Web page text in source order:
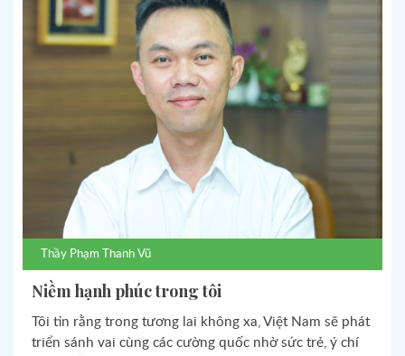
Thầy Phạm Thanh Vũ
Niềm hạnh phúc trong tôi
Tôi tin rằng trong tương lai không xa, Việt Nam sẽ phát
triển sánh vai cùng các cường quốc nhờ sức trẻ, ý chí